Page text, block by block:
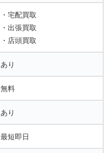
・宅配買取
・出張買取
・店頭買取
あり
無料
あり
最短即日